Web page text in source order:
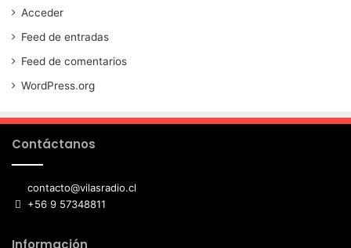
Acceder
Feed de entradas
Feed de comentarios
WordPress.org
Contáctanos
contacto@vilasradio.cl
+56 9 57348811
Información